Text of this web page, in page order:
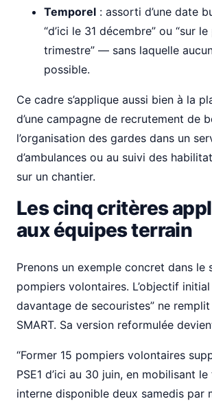
Temporel : assorti d’une date
“d’ici le 31 décembre” ou “sur
trimestre” — sans laquelle
possible.
Ce cadre s’applique aussi bien à la
d’une campagne de recrutement de
l’organisation des gardes dans un
d’ambulances ou au suivi des
sur un chantier.
Les cinq critères
aux équipes terrain
Prenons un exemple concret dans le
pompiers volontaires. L’objectif
davantage de secouristes” ne
SMART. Sa version reformulée
“Former 15 pompiers volontaires
PSE1 d’ici au 30 juin, en mobilisant
interne disponible deux samedis par